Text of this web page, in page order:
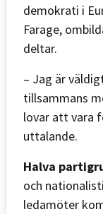
demokrati i
Farage,
deltar.
– Jag är
tillsammans
lovar att vara
uttalande.
Halva
och
ledamöter